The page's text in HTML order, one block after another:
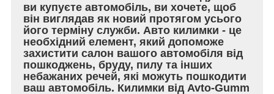
ви купуєте автомобіль, ви хочете, щоб
він виглядав як новий протягом усього
його терміну служби. Авто килимки - це
необхідний елемент, який допоможе
захистити салон вашого автомобіля від
пошкоджень, бруду, пилу та інших
небажаних речей, які можуть пошкодити
ваш автомобіль. Килимки від Avto-Gumm